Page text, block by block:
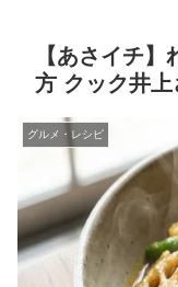
【あさイチ
方 クック井上
グルメ・レシピ